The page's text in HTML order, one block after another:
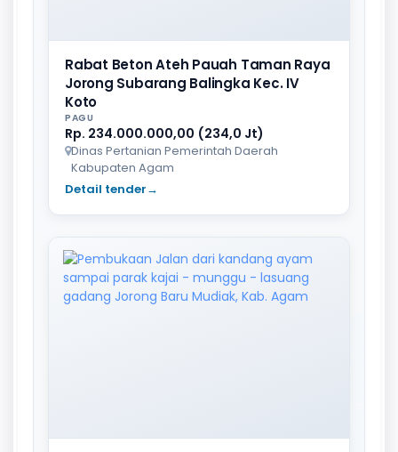
Rabat Beton Ateh Pauah Taman Raya
Jorong Subarang Balingka Kec. IV
Koto
PAGU
Rp. 234.000.000,00 (234,0 Jt)
Dinas Pertanian Pemerintah Daerah
Kabupaten Agam
Detail tender→